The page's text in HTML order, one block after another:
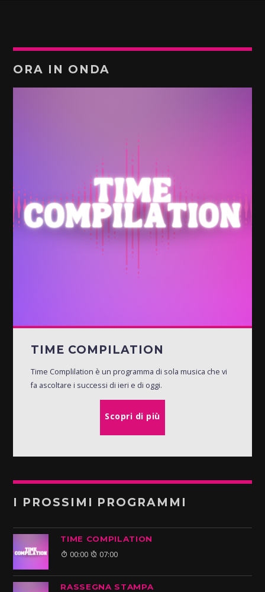
ORA IN ONDA
TIME COMPILATION
Time Complilation è un programma di sola musica che vi
fa ascoltare i successi di ieri e di oggi.
Scopri di più
I PROSSIMI PROGRAMMI
TIME COMPILATION
00:00 07:00
RASSEGNA STAMPA